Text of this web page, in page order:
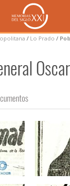
/ Lo Prado /